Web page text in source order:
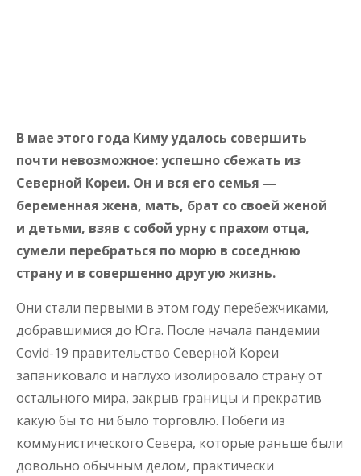
В мае этого года Киму удалось совершить
почти невозможное: успешно сбежать из
Северной Кореи. Он и вся его семья —
беременная жена, мать, брат со своей женой
и детьми, взяв с собой урну с прахом отца,
сумели перебраться по морю в соседнюю
страну и в совершенно другую жизнь.
Они стали первыми в этом году перебежчиками,
добравшимися до Юга. После начала пандемии
Covid-19 правительство Северной Кореи
запаниковало и наглухо изолировало страну от
остального мира, закрыв границы и прекратив
какую бы то ни было торговлю. Побеги из
коммунистического Севера, которые раньше были
довольно обычным делом, практически